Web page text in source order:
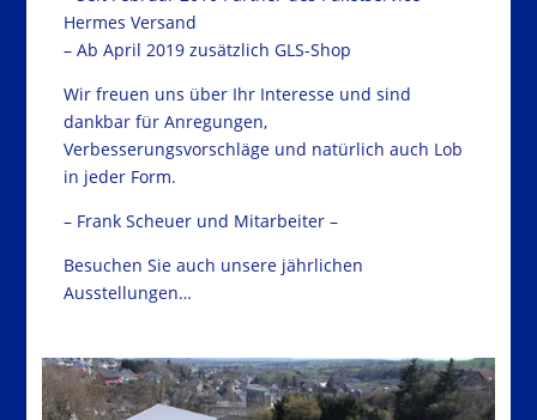
Hermes Versand
– Ab April 2019 zusätzlich GLS-Shop
Wir freuen uns über Ihr Interesse und sind
dankbar für Anregungen,
Verbesserungsvorschläge und natürlich auch Lob
in jeder Form.
– Frank Scheuer und Mitarbeiter –
Besuchen Sie auch unsere jährlichen
Ausstellungen…